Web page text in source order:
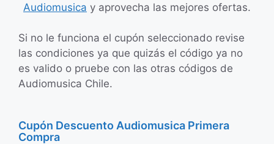
Audiomusica y aprovecha las mejores ofertas.
Si no le funciona el cupón seleccionado revise
las condiciones ya que quizás el código ya no
es valido o pruebe con las otras códigos de
Audiomusica Chile.
Cupón Descuento Audiomusica Primera
Compra